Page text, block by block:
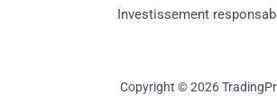
Investissement
Copyright © 2026